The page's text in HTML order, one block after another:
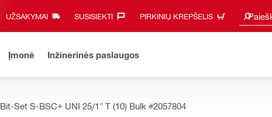
UŽSAKYMAI SUSISIEKTI‎ PIRKINIŲ KREPŠELIS Paieška
Įmonė Inžinerinės paslaugos
Bit-Set S-BSC+ UNI 25/1" T (10) Bulk #2057804